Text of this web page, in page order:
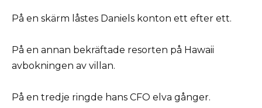
På en skärm låstes Daniels konton ett efter ett.
På en annan bekräftade resorten på Hawaii
avbokningen av villan.
På en tredje ringde hans CFO elva gånger.